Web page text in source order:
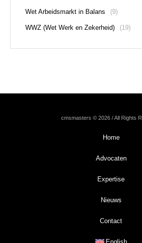
Wet Arbeidsmarkt in Balans (9)
WWZ (Wet Werk en Zekerheid) (19)
cmsmasters © 2026 / All Rights
Home
Advocaten
Expertise
Nieuws
Contact